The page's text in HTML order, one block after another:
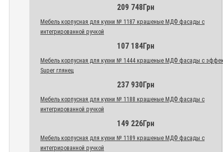
209 748Грн
Мебель корпусная для кухни № 1187 крашеные МДФ фасады с
интегрированной ручкой
107 184Грн
Мебель корпусная для кухни № 1444 крашеные МДФ фасады с
Super глянец
237 930Грн
Мебель корпусная для кухни № 1188 крашеные МДФ фасады с
интегрированной ручкой
149 226Грн
Мебель корпусная для кухни № 1189 крашеные МДФ фасады с
интегрированной ручкой